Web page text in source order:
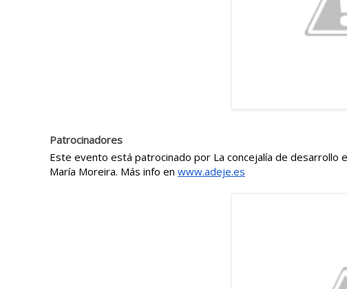
Patrocinadores
Este evento está patrocinado por La concejalía de desarrollo
María Moreira. Más info en www.adeje.es